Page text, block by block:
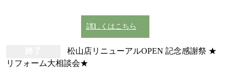
詳しくはこちら
松山店リニューアルOPEN 記念感謝祭 ★
リフォーム大相談会★